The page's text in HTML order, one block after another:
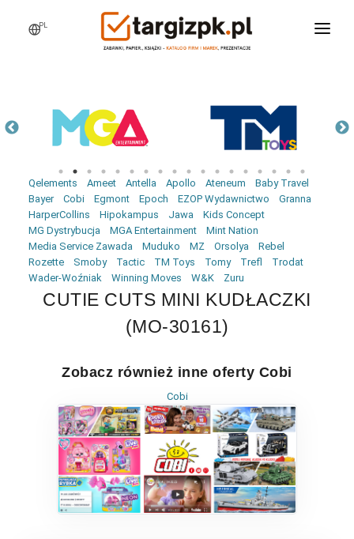
PL
PRODUKTY
AKTUALNOŚCI
LOGOWANIE
REJESTRACJA
Qelements Ameet Antella Apollo Ateneum
Baby Travel
Bayer
Cobi Egmont Epoch EZOP Wydawnictwo
Granna
HarperCollins
Hipokampus Jawa
Kids Concept
MG Dystrybucja
MGA Entertainment
Mint Nation
Media Service Zawada
Muduko MZ Orsolya
Rebel
Rozette
Smoby Tactic TM Toys Tomy Trefl
Trodat
Wader-Woźniak
Winning Moves W&K Zuru
CUTIE CUTS MINI KUDŁACZKI
(MO-30161)
Zobacz również inne oferty Cobi
Cobi